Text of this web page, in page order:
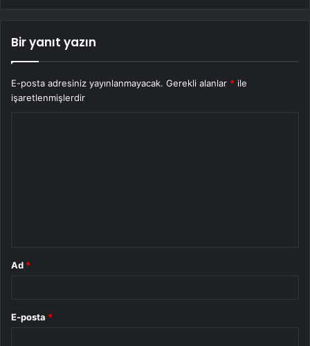
Bir yanıt yazın
E-posta adresiniz yayınlanmayacak. Gerekli alanlar * ile
işaretlenmişlerdir
Ad *
E-posta *